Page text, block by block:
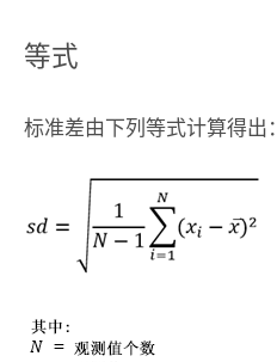
等式
标准差由下列等式计算得出：